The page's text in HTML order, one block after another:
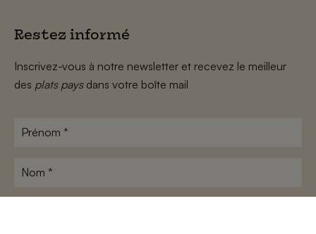
Restez informé
Inscrivez-vous à notre newsletter et recevez le meilleur
des plats paysdans votre boîte mail
Prénom
Nom